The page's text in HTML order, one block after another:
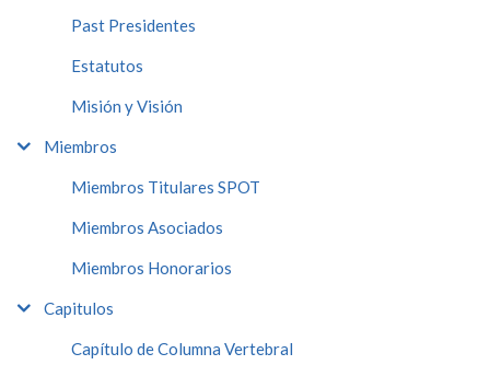
Past Presidentes
Estatutos
Misión y Visión
Miembros
Miembros Titulares SPOT
Miembros Asociados
Miembros Honorarios
Capitulos
Capítulo de Columna Vertebral